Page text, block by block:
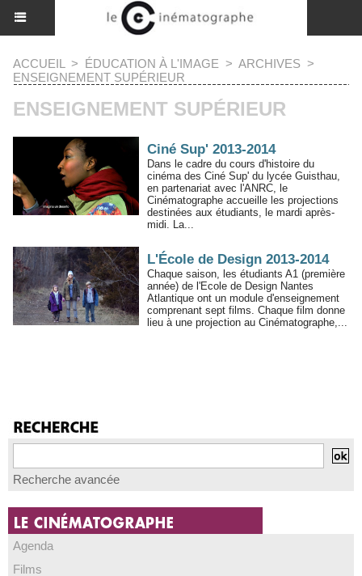
ACCUEIL > ÉDUCATION À L'IMAGE > ARCHIVES >
ENSEIGNEMENT SUPÉRIEUR
ENSEIGNEMENT SUPÉRIEUR
Ciné Sup' 2013-2014
Dans le cadre du cours d'histoire du
cinéma des Ciné Sup' du lycée Guisthau,
en partenariat avec l'ANRC, le
Cinématographe accueille les projections
destinées aux étudiants, le mardi après-
midi. La...
L'École de Design 2013-2014
Chaque saison, les étudiants A1 (première
année) de l'Ecole de Design Nantes
Atlantique ont un module d'enseignement
comprenant sept films. Chaque film donne
lieu à une projection au Cinématographe,...
Recherche avancée
Agenda
Films